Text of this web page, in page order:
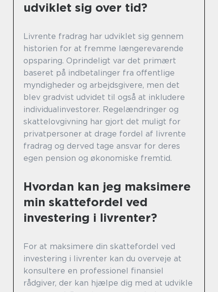
udviklet sig over tid?
Livrente fradrag har udviklet sig gennem
historien for at fremme længerevarende
opsparing. Oprindeligt var det primært
baseret på indbetalinger fra offentlige
myndigheder og arbejdsgivere, men det
blev gradvist udvidet til også at inkludere
individualinvestorer. Regelændringer og
skattelovgivning har gjort det muligt for
privatpersoner at drage fordel af livrente
fradrag og derved tage ansvar for deres
egen pension og økonomiske fremtid.
Hvordan kan jeg maksimere
min skattefordel ved
investering i livrenter?
For at maksimere din skattefordel ved
investering i livrenter kan du overveje at
konsultere en professionel finansiel
rådgiver, der kan hjælpe dig med at udvikle